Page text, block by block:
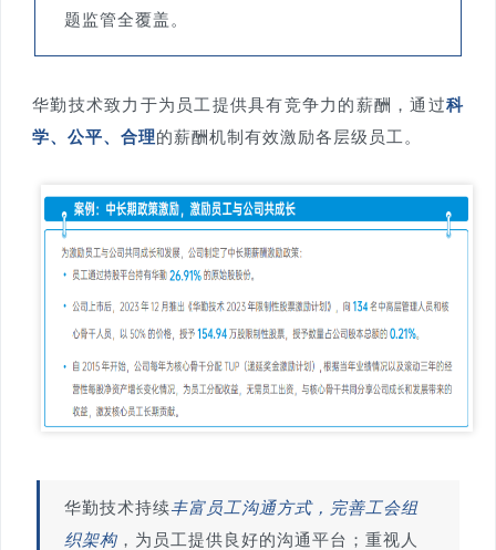
题监管全覆盖。
华勤技术致力于为员工提供具有竞争力的薪酬，通过科
学、公平、合理的薪酬机制有效激励各层级员工。
华勤技术持续丰富员工沟通方式，完善工会组
织架构 ，为员工提供良好的沟通平台； 重视人